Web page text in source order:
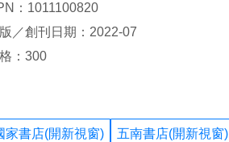
：1011100820
／創刊日期：2022-07
：300
家書店(開新視窗) 五南書店(開新視窗)